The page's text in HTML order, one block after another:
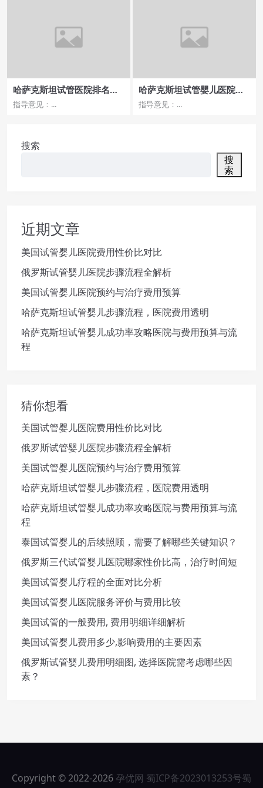
哈萨克斯坦试管医院排名分
析，哪家医院口碑与服务双
优
指导意见：...
哈萨克斯坦试管婴儿医院流
程，费用如何支付？
指导意见：...
搜索
搜
索
近期文章
美国试管婴儿医院费用性价比对比
俄罗斯试管婴儿医院步骤流程全解析
美国试管婴儿医院预约与治疗费用预算
哈萨克斯坦试管婴儿步骤流程，医院费用透明
哈萨克斯坦试管婴儿成功率攻略医院与费用预算与流
程
猜你想看
美国试管婴儿医院费用性价比对比
俄罗斯试管婴儿医院步骤流程全解析
美国试管婴儿医院预约与治疗费用预算
哈萨克斯坦试管婴儿步骤流程，医院费用透明
哈萨克斯坦试管婴儿成功率攻略医院与费用预算与流
程
泰国试管婴儿的后续照顾，需要了解哪些关键知识？
俄罗斯三代试管婴儿医院哪家性价比高，治疗时间短
美国试管婴儿疗程的全面对比分析
美国试管婴儿医院服务评价与费用比较
美国试管的一般费用, 费用明细详细解析
美国试管婴儿费用多少,影响费用的主要因素
俄罗斯试管婴儿费用明细图, 选择医院需考虑哪些因
素？
Copyright © 2022-2026 孕优网 蜀ICP备2023013253号蜀